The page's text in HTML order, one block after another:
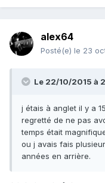
alex64
Posté(e) le 23
Le 22/10/2015 à
j étais à anglet il y a
regretté de ne pas
temps était
ou j avais fais
années en arrière.